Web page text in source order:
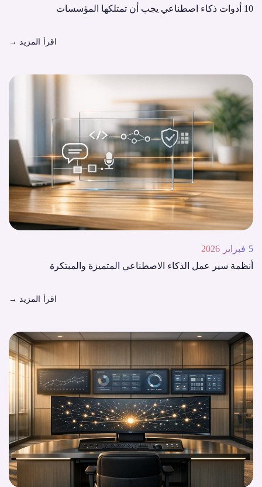
10 أدوات ذكاء اصطناعي يجب أن تمتلكها المؤسسات
اقرأ المزيد →
5 فبراير 2026
أنظمة سير عمل الذكاء الاصطناعي المتميزة والمبتكرة
اقرأ المزيد →